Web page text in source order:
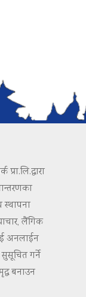
स्थापना
लैंगिक
अनलाईन
गर्ने
बनाउन